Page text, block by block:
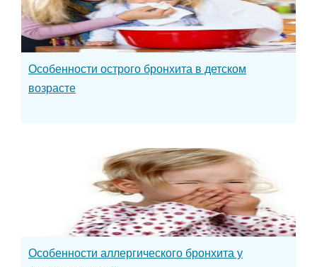
Особенности острого бронхита в детском
возрасте
Особенности аллергического бронхита у